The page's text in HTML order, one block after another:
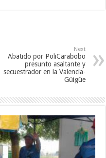
Next
Abatido por PoliCarabobo
presunto asaltante y
secuestrador en la Valencia-
Güigüe